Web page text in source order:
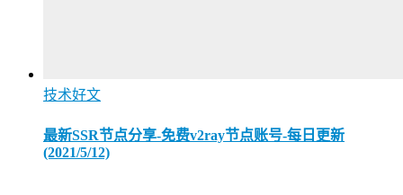
技术好文
最新SSR节点分享-免费v2ray节点账号-每日更新
(2021/5/12)